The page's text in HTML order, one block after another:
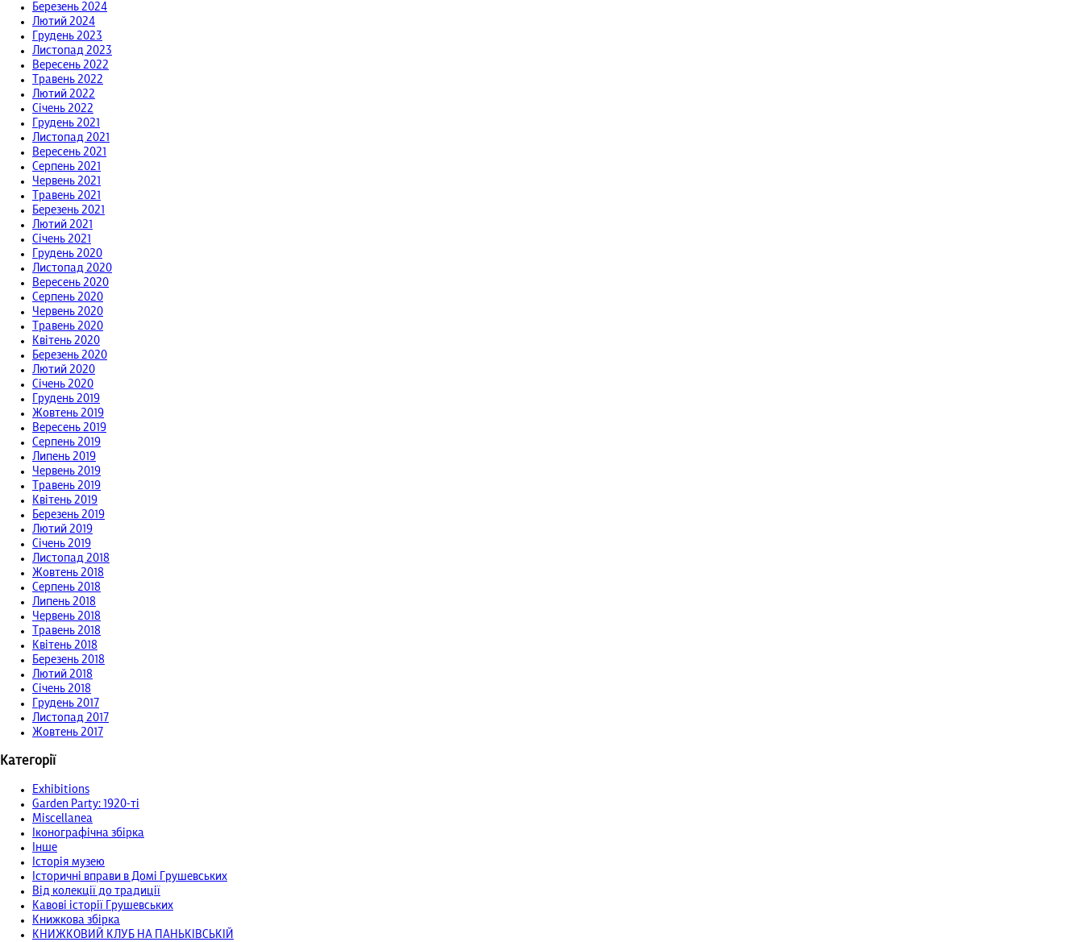
Березень 2024
Лютий 2024
Грудень 2023
Листопад 2023
Вересень 2022
Травень 2022
Лютий 2022
Січень 2022
Грудень 2021
Листопад 2021
Вересень 2021
Серпень 2021
Червень 2021
Травень 2021
Березень 2021
Лютий 2021
Січень 2021
Грудень 2020
Листопад 2020
Вересень 2020
Серпень 2020
Червень 2020
Травень 2020
Квітень 2020
Березень 2020
Лютий 2020
Січень 2020
Грудень 2019
Жовтень 2019
Вересень 2019
Серпень 2019
Липень 2019
Червень 2019
Травень 2019
Квітень 2019
Березень 2019
Лютий 2019
Січень 2019
Листопад 2018
Жовтень 2018
Серпень 2018
Липень 2018
Червень 2018
Травень 2018
Квітень 2018
Березень 2018
Лютий 2018
Січень 2018
Грудень 2017
Листопад 2017
Жовтень 2017
Категорії
Exhibitions
Garden Party: 1920-ті
Miscellanea
Іконографічна збірка
Інше
Історія музею
Історичні вправи в Домі Грушевських
Від колекції до традиції
Кавові історії Грушевських
Книжкова збірка
КНИЖКОВИЙ КЛУБ НА ПАНЬКІВСЬКІЙ